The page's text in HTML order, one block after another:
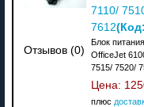
Отзывов (0)
7110/
7612(Код:
Блок
OfficeJet
7515/ 7520/
Цена:
плюс